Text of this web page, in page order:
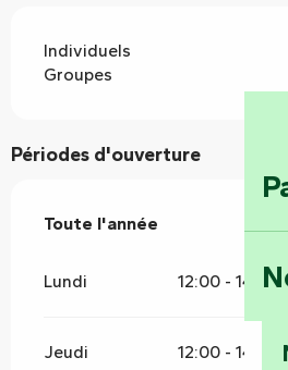
Individuels
Groupes
Périodes d'ouverture
Toute l'année
Toute l'année
Lundi 12:00 - 14:00
Jeudi 12:00 - 14:00